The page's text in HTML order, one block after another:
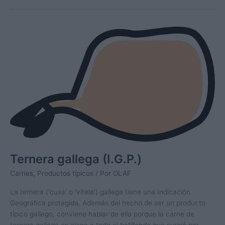
Ternera gallega (I.G.P.)
Carnes Productos típicos / Por OLAF
La ternera (‘cuxa’ o ‘vitela’) gallega tiene una Indicación
Geográfica protegida. Además del hecho de ser un producto
típico gallego, conviene hablar de ella porque la carne de